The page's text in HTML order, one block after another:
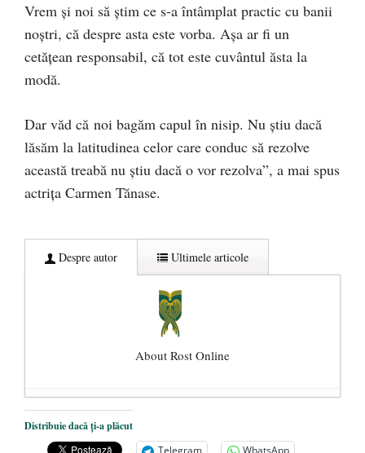
Vrem şi noi să ştim ce s-a întâmplat practic cu banii
noștri, că despre asta este vorba. Aşa ar fi un
cetăţean responsabil, că tot este cuvântul ăsta la
modă.
Dar văd că noi bagăm capul în nisip. Nu ştiu dacă
lăsăm la latitudinea celor care conduc să rezolve
această treabă nu ştiu dacă o vor rezolva”, a mai spus
actriţa Carmen Tănase.
Despre autor Ultimele articole
About Rost Online
Dezvăluiri cutremurătoare despre
președintele Ucrainei, Volodymyr
Distribuie dacă ți-a plăcut
Telegram
WhatsApp